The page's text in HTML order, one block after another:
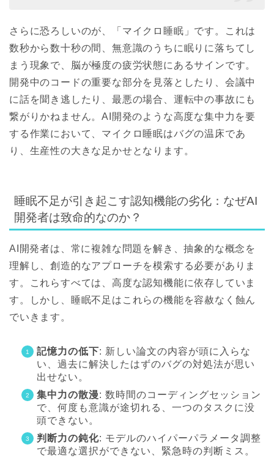
さらに恐ろしいのが、「マイクロ睡眠」です。これは
数秒から数十秒の間、無意識のうちに眠りに落ちてし
まう現象で、脳が極度の疲労状態にあるサインです。
開発中のコードの重要な部分を見落としたり、会議中
に話を聞き逃したり、最悪の場合、運転中の事故にも
繋がりかねません。AI開発のような高度な集中力を要
する作業において、マイクロ睡眠はバグの温床であ
り、生産性の大きな足かせとなります。
睡眠不足が引き起こす認知機能の劣化：なぜAI
開発者は致命的なのか？
AI開発者は、常に複雑な問題を解き、抽象的な概念を
理解し、創造的なアプローチを模索する必要がありま
す。これらすべては、高度な認知機能に依存していま
す。しかし、睡眠不足はこれらの機能を容赦なく蝕ん
でいきます。
記憶力の低下: 新しい論文の内容が頭に入らな
い、過去に解決したはずのバグの対処法が思い
出せない。
集中力の散漫: 数時間のコーディングセッション
で、何度も意識が途切れる、一つのタスクに没
頭できない。
判断力の鈍化: モデルのハイパーパラメータ調整
で最適な選択ができない、緊急時の判断ミス。